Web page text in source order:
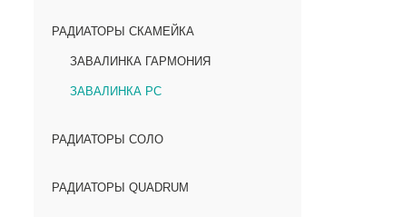
РАДИАТОРЫ СКАМЕЙКА
ЗАВАЛИНКА ГАРМОНИЯ
ЗАВАЛИНКА РС
РАДИАТОРЫ СОЛО
РАДИАТОРЫ QUADRUM